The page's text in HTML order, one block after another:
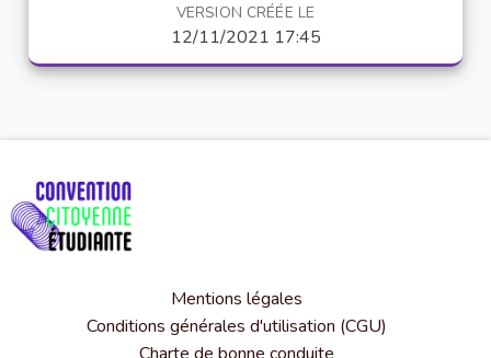
VERSION CRÉÉE LE
12/11/2021 17:45
Mentions légales
Conditions générales d'utilisation (CGU)